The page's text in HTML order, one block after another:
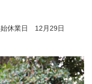
始休業日 12月29日